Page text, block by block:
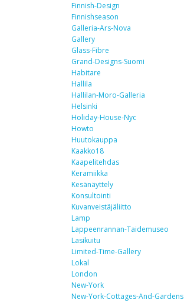
Finnish-Design
Finnishseason
Galleria-Ars-Nova
Gallery
Glass-Fibre
Grand-Designs-Suomi
Habitare
Hallila
Hallilan-Moro-Galleria
Helsinki
Holiday-House-Nyc
Howto
Huutokauppa
Kaakko18
Kaapelitehdas
Keramiikka
Kesänäyttely
Konsultointi
Kuvanveistäjäliitto
Lamp
Lappeenrannan-Taidemuseo
Lasikuitu
Limited-Time-Gallery
Lokal
London
New-York
New-York-Cottages-And-Gardens